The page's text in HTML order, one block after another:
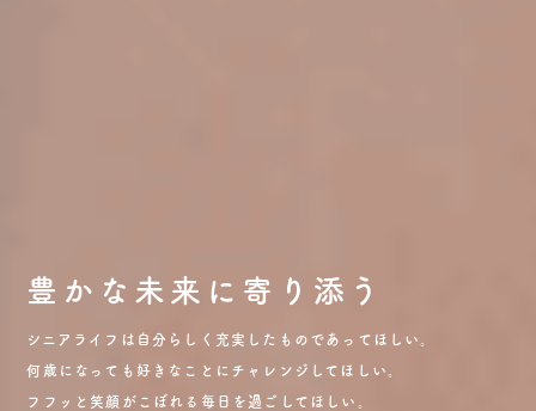
豊かな未来に寄り添う
シニアライフは自分らしく充実したものであってほしい。
何歳になっても好きなことにチャレンジしてほしい。
フフッと笑顔がこぼれる毎日を過ごしてほしい。